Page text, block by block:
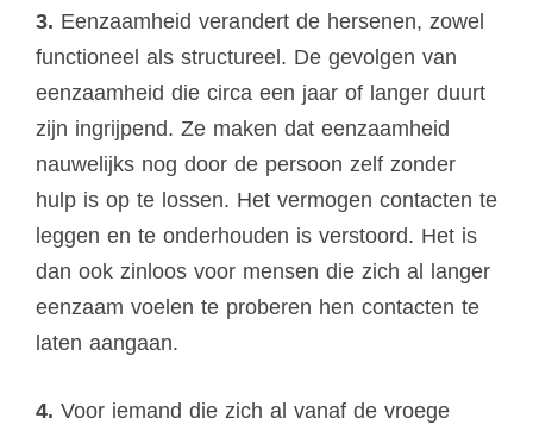
3. Eenzaamheid verandert de hersenen, zowel
functioneel als structureel. De gevolgen van
eenzaamheid die circa een jaar of langer duurt
zijn ingrijpend. Ze maken dat eenzaamheid
nauwelijks nog door de persoon zelf zonder
hulp is op te lossen. Het vermogen contacten te
leggen en te onderhouden is verstoord. Het is
dan ook zinloos voor mensen die zich al langer
eenzaam voelen te proberen hen contacten te
laten aangaan.
4. Voor iemand die zich al vanaf de vroege